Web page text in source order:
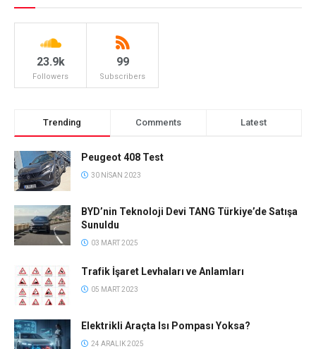
23.9k
Followers
99
Subscribers
Trending Comments Latest
Peugeot 408 Test
30 NISAN 2023
BYD’nin Teknoloji Devi TANG Türkiye’de Satışa
Sunuldu
03 MART 2025
Trafik İşaret Levhaları ve Anlamları
05 MART 2023
Elektrikli Araçta Isı Pompası Yoksa?
24 ARALIK 2025